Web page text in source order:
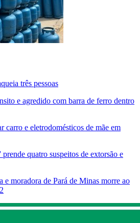
três pessoas
e agredido com barra de ferro dentro
carro e eletrodomésticos de mãe em
quatro suspeitos de extorsão e
e moradora de Pará de Minas morre ao